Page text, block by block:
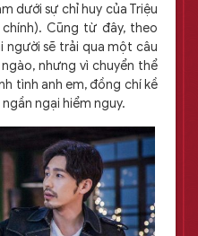
dưới sự chỉ huy của Triệu
Cũng từ đây, theo
người sẽ trải qua một câu
nhưng vì chuyển thể
tình anh em, đồng chí kề
ngại hiểm nguy.